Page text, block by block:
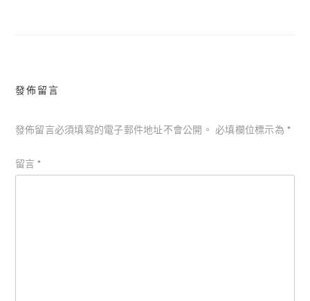
發佈留言
發佈留言必須填寫的電子郵件地址不會公開。 必填欄位標示為*
留言 *